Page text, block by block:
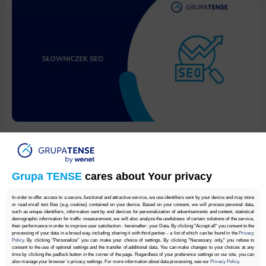
Grupa TENSE cares about Your privacy
In order to offer access to a secure, functional and attractive service, we use identifiers sent by your device and may store
or read small text files (e.g. cookies) contained on your device. Based on your consent, we will process personal data,
such as unique identifiers, information sent by end devices for personalization of advertisements and content, statistical
demographic information for traffic measurement, we will also analyze the usefulness of certain solutions of the service,
their performance in order to improve user satisfaction - hereinafter: your Data. By clicking "Accept all" you consent to the
processing of your data in a broad way, including sharing it with third parties - a list of which can be found in the Privacy
Policy. By clicking "Personalize" you can make your choice of settings. By clicking "Necessary only," you refuse to
consent to the use of optional settings and the transfer of additional data. You can make changes to your choices at any
time by clicking the padlock button in the corner of the page. Regardless of your preference settings on our site, you can
also manage your browser`s privacy settings. For more information about data processing, see our Privacy Policy.
Co to jest Twin Website – definicja